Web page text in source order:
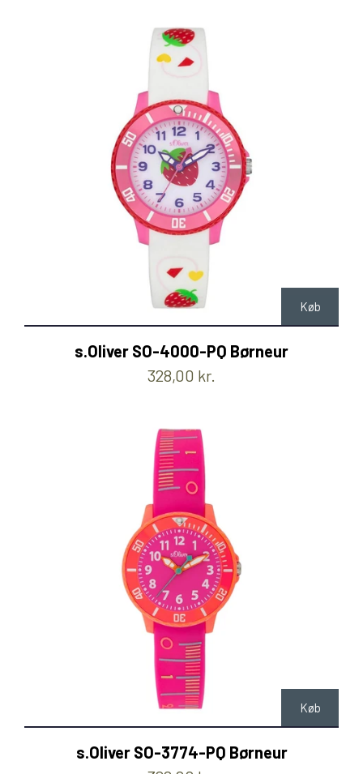
Køb
s.Oliver SO-4000-PQ Børneur
328,00 kr.
Køb
s.Oliver SO-3774-PQ Børneur